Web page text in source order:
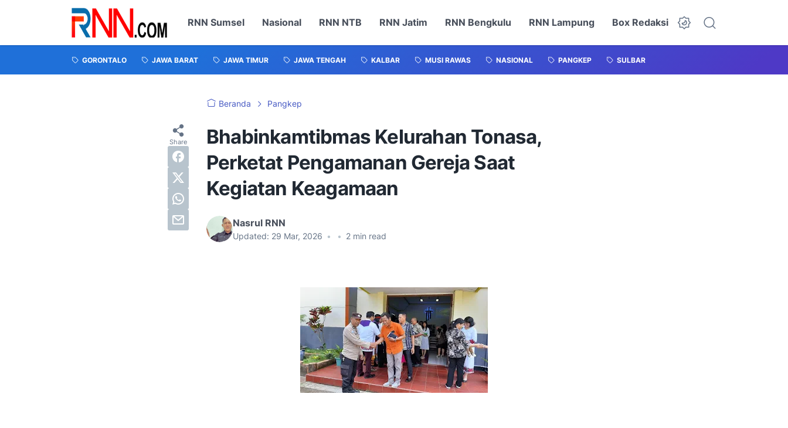
RNN Sumsel Nasional RNN NTB RNN Jatim RNN Bengkulu RNN Lampung Box Redaksi
GORONTALO JAWA BARAT JAWA TIMUR JAWA TENGAH KALBAR MUSI RAWAS NASIONAL PANGKEP SULBAR
Beranda Pangkep
Bhabinkamtibmas Kelurahan Tonasa,
Perketat Pengamanan Gereja Saat
Kegiatan Keagamaan
Nasrul RNN
Updated: 29 Mar, 2026 • • 2 min read